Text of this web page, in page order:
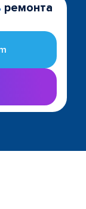
ремонта